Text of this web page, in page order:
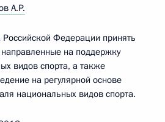
А.Р.
Российской Федерации принять
на поддержку
видов спорта, а также
на регулярной основе
национальных видов спорта.